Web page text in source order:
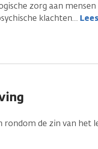
zorg aan
klachten…
de zin van het